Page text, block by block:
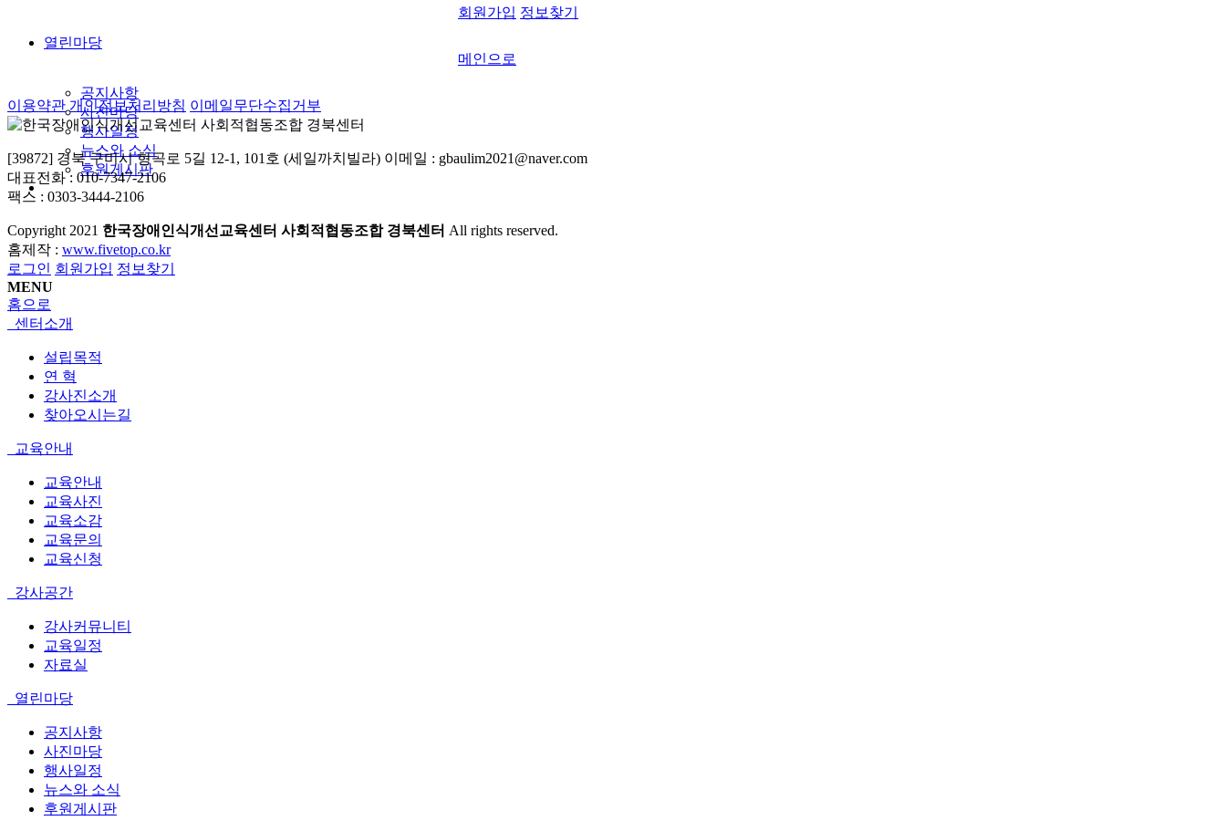
열린마당
공지사항
사진마당
행사일정
뉴스와 소식
후원게시판
회원가입 정보찾기
메인으로
이용약관 개인정보처리방침 이메일무단수집거부
[39872] 경북 구미시 형곡로 5길 12-1, 101호 (세일까치빌라) 이메일 : gbaulim2021@naver.com
대표전화 : 010-7347-2106
팩스 : 0303-3444-2106
Copyright 2021 한국장애인식개선교육센터 사회적협동조합 경북센터 All rights reserved.
홈제작 : www.fivetop.co.kr
로그인 회원가입 정보찾기
MENU
홈으로
센터소개
설립목적
연 혁
강사진소개
찾아오시는길
교육안내
교육안내
교육사진
교육소감
교육문의
교육신청
강사공간
강사커뮤니티
교육일정
자료실
열린마당
공지사항
사진마당
행사일정
뉴스와 소식
후원게시판